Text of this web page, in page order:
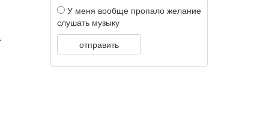
У меня вообще пропало желание
слушать музыку
отправить